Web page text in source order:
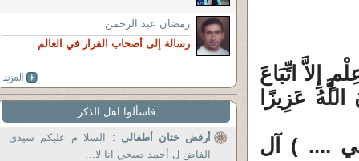
إِلاَّ اتِّبَاعَ
عَزِيزًا
.... ) آل
رمضان عبد الرحمن
رسالة إلى أصحاب القرار في العالم
فاسألوا اهل الذكر
أرفض ختان أطفالى : السلا م عليكم سيدي
الفاض ل أحمد صبحي انا لا...